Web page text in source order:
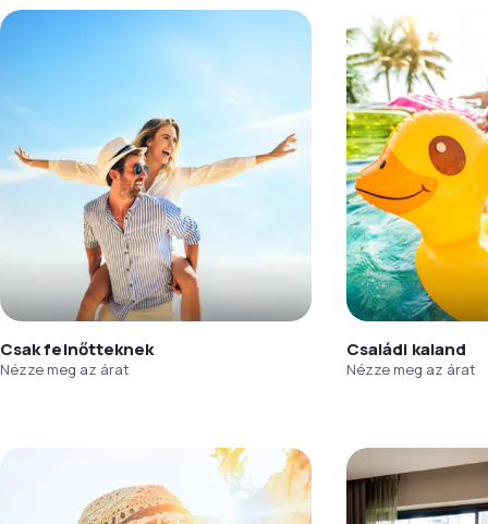
Csak felnőtteknek
Nézze meg az árat
Családi kaland
Nézze meg az árat